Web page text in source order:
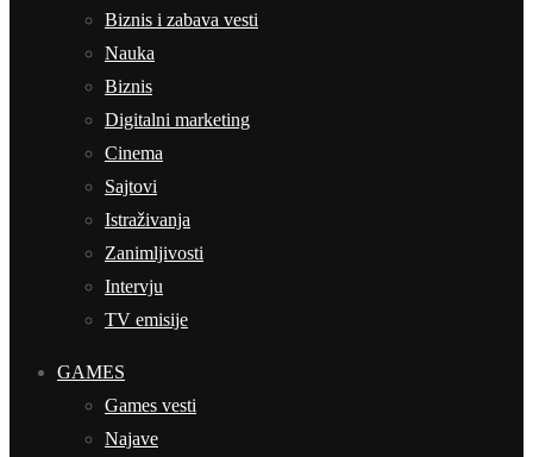
Biznis i zabava vesti
Nauka
Biznis
Digitalni marketing
Cinema
Sajtovi
Istraživanja
Zanimljivosti
Intervju
TV emisije
GAMES
Games vesti
Najave